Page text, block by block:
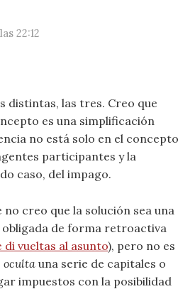
22:12
distintas, las tres. Creo que
es una simplificación
no está solo en el concepto
participantes y la
caso, del impago.
creo que la solución sea una
de forma retroactiva
di vueltas al asunto), pero no es
oculta una serie de capitales o
impuestos con la posibilidad